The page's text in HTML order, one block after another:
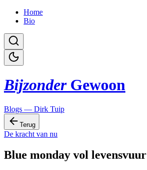
Home
Bio
Bijzonder Gewoon
Blogs — Dirk Tuip
Terug
De kracht van nu
Blue monday vol levensvuur